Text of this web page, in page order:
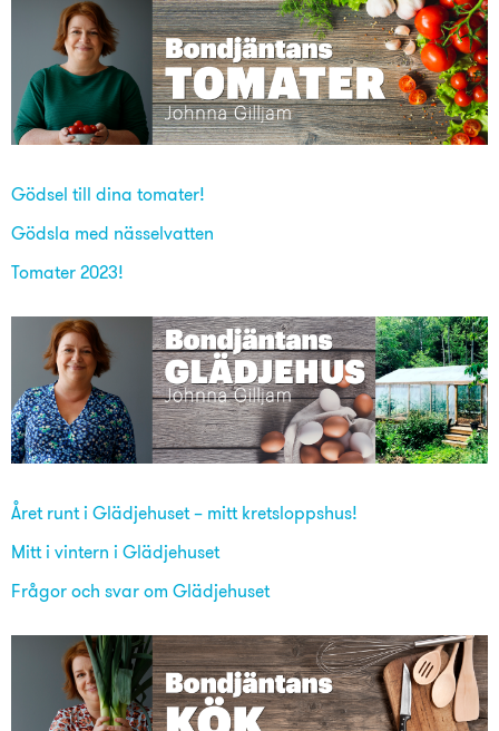
Gödsel till dina tomater!
Gödsla med nässelvatten
Tomater 2023!
Året runt i Glädjehuset – mitt kretsloppshus!
Mitt i vintern i Glädjehuset
Frågor och svar om Glädjehuset